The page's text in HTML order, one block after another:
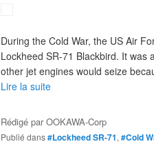
During the Cold War, the US Air
Lockheed SR-71 Blackbird. It was
other jet engines would seize
Lire la suite
Rédigé parOOKAWA-Corp
Publié dans#Lockheed SR-71, #Cold